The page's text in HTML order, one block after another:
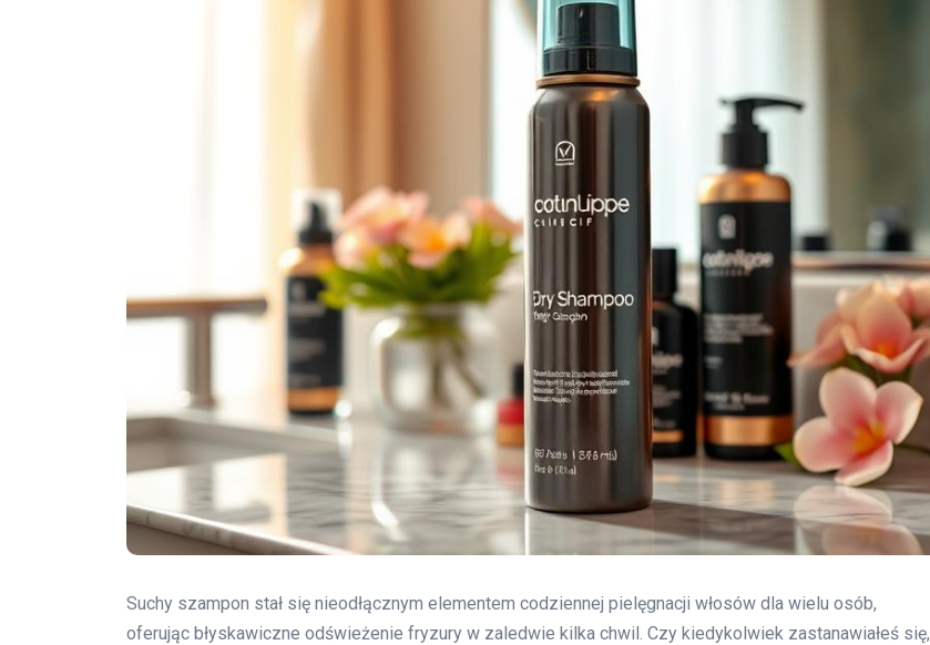
Suchy szampon stał się nieodłącznym elementem codziennej pielęgnacji włosów dla wielu osób,
oferując błyskawiczne odświeżenie fryzury w zaledwie kilka chwil. Czy kiedykolwiek zastanawiałeś się,